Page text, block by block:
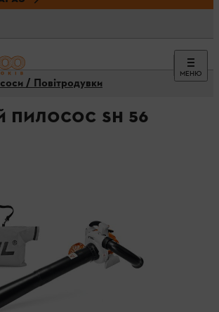
МЕНЮ
/ Повітродувки
пилосос SH 56